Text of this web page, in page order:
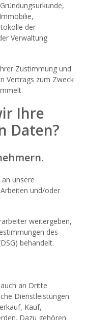
der
Verwaltung
Zustimmung und
Vertrags zum Zweck
Ihre
Daten?
unsere
und/oder
weitergeben,
des
behandelt.
an Dritte
Dienstleistungen
Kauf,
Dazu gehören